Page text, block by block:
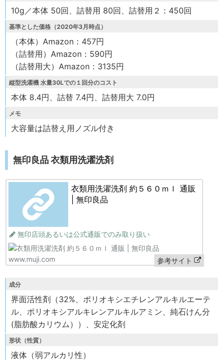
10g／本体 50回、詰替用 80回、詰替用２：450回
基準とした価格（2020年3月時点）
（本体）Amazon：457円
（詰替用）Amazon：590円
（詰替用大）Amazon：3135円
縦型洗濯機 水量30Lでの１回分のコスト
本体 8.4円、詰替 7.4円、詰替用大 7.0円
メモ
大容量は詰替え用ノズル付き
無印良品 衣類用洗濯洗剤
衣類用洗濯洗剤 約５６０ｍｌ 通販
| 無印良品
無印店頭あるいは公式通販でのみ取り扱い
www.muji.com 参考サイト
成分
界面活性剤（32%、ポリオキシエチレンアルキルエーテ
ル、ポリオキシアルキレンアルキルアミン、純石けん分
(脂肪酸カリウム））、安定化剤
形状（性質）
液体（弱アルカリ性）